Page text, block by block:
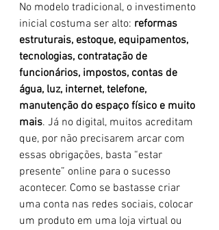
No modelo tradicional, o investimento
inicial costuma ser alto: reformas
estruturais, estoque, equipamentos,
tecnologias, contratação de
funcionários, impostos, contas de
água, luz, internet, telefone,
manutenção do espaço físico e muito
mais. Já no digital, muitos acreditam
que, por não precisarem arcar com
essas obrigações, basta “estar
presente” online para o sucesso
acontecer. Como se bastasse criar
uma conta nas redes sociais, colocar
um produto em uma loja virtual ou